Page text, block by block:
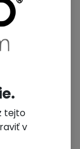
tejto
v